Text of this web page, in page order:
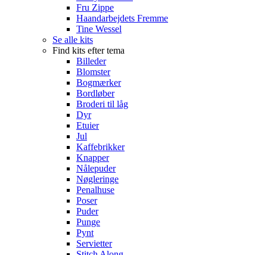
Fru Zippe
Haandarbejdets Fremme
Tine Wessel
Se alle kits
Find kits efter tema
Billeder
Blomster
Bogmærker
Bordløber
Broderi til låg
Dyr
Etuier
Jul
Kaffebrikker
Knapper
Nålepuder
Nøgleringe
Penalhuse
Poser
Puder
Punge
Pynt
Servietter